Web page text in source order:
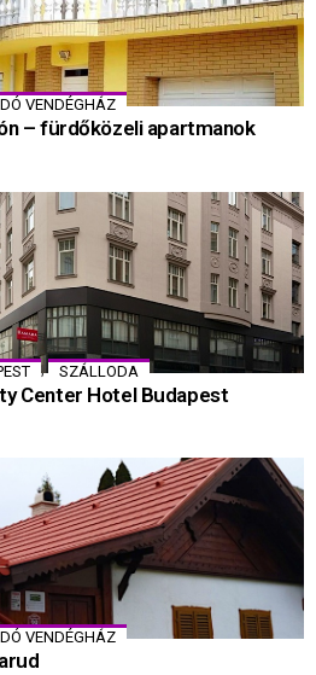
VENDÉGHÁZ
– fürdőközeli apartmanok
, SZÁLLODA
Center Hotel Budapest
VENDÉGHÁZ